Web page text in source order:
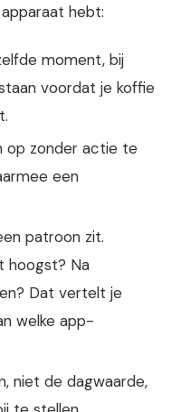
hebt:
moment, bij
voordat je koffie
op zonder actie te
een
patroon zit.
hoogst? Na
Dat vertelt je
welke app-
niet de dagwaarde,